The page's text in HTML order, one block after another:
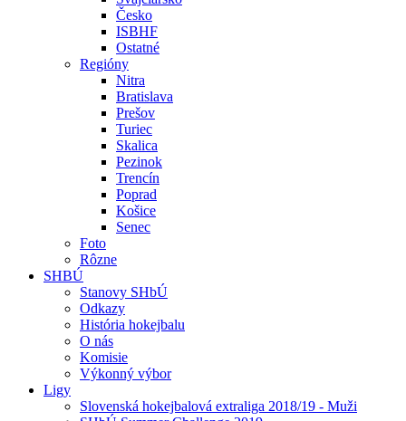
Česko
ISBHF
Ostatné
Regióny
Nitra
Bratislava
Prešov
Turiec
Skalica
Pezinok
Trencín
Poprad
Košice
Senec
Foto
Rôzne
SHBÚ
Stanovy SHbÚ
Odkazy
História hokejbalu
O nás
Komisie
Výkonný výbor
Ligy
Slovenská hokejbalová extraliga 2018/19 - Muži